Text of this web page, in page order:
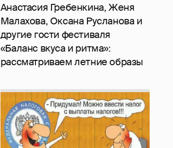
Анастасия Гребенкина, Женя
Малахова, Оксана Русланова и
другие гости фестиваля
«Баланс вкуса и ритма»:
рассматриваем летние образы